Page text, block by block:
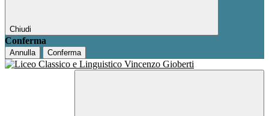
Chiudi
Conferma
Annulla Conferma